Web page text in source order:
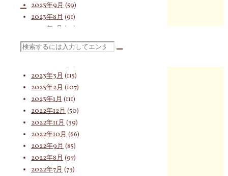
検
索
象:
2023年9月 (59)
2023年8月 (91)
2023年7月 (89)
2023年6月(62)
2023年5月(74)
2023年3月 (115)
2023年2月 (107)
2023年1月 (111)
2022年12月 (50)
2022年11月 (39)
2022年10月 (66)
2022年9月 (85)
2022年8月 (97)
2022年7月 (73)